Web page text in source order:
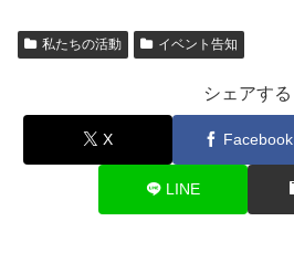
私たちの活動 イベント告知
シェアする
X Facebook
LINE